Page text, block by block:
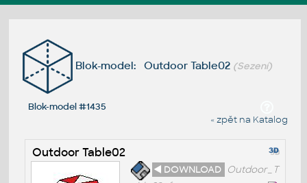
Blok-model: Outdoor Table02 (Sezení)
Blok-model #1435
« zpět na Katalog
Outdoor Table02
◄ DOWNLOAD Outdoor_T